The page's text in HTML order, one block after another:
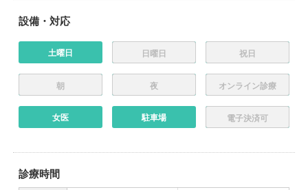
設備・対応
土曜日 日曜日 祝日
朝 夜 オンライン診療
女医 駐車場 電子決済可
診療時間